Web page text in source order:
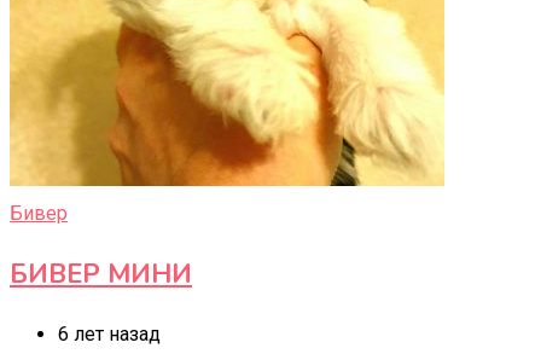
Бивер
БИВЕР МИНИ
6 лет назад